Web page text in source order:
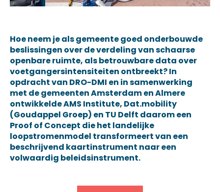
Hoe neem je als gemeente goed onderbouwde
beslissingen over de verdeling van schaarse
openbare ruimte, als betrouwbare data over
voetgangersintensiteiten ontbreekt? In
opdracht van DRO-DMI en in samenwerking
met de gemeenten Amsterdam en Almere
ontwikkelde AMS Institute, Dat.mobility
(Goudappel Groep) en TU Delft daarom een
Proof of Concept die het landelijke
loopstromenmodel transformeert van een
beschrijvend kaartinstrument naar een
volwaardig beleidsinstrument.